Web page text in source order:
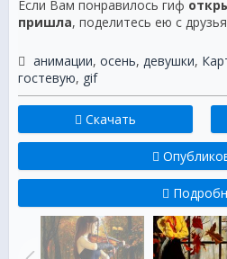
Если Вам понравилось гиф
пришла, поделитесь ею с
анимации, осень, девушки,
гостевую, gif
Скачать